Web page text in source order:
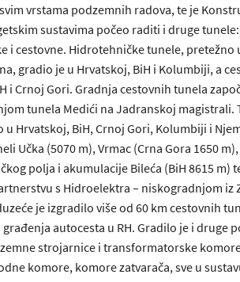
vrstama podzemnih radova, te je
sustavima počeo raditi i druge tunele:
i cestovne. Hidrotehničke tunele, pretežno
gradio je u Hrvatskoj, BiH i Kolumbiji, a
i Crnoj Gori. Gradnja cestovnih tunela
tunela Medići na Jadranskoj magistrali.
u Hrvatskoj, BiH, Crnoj Gori, Kolumbiji i
Učka (5070 m), Vrmac (Crna Gora 1650
polja i akumulacije Bileća (BiH 8615 m)
s Hidroelektra – niskogradnjom iz
je izgradilo više od 60 km cestovnih
građenja autocesta u RH. Gradilo je i druge
strojarnice i transformatorske
komore, komore zatvarača, sve u